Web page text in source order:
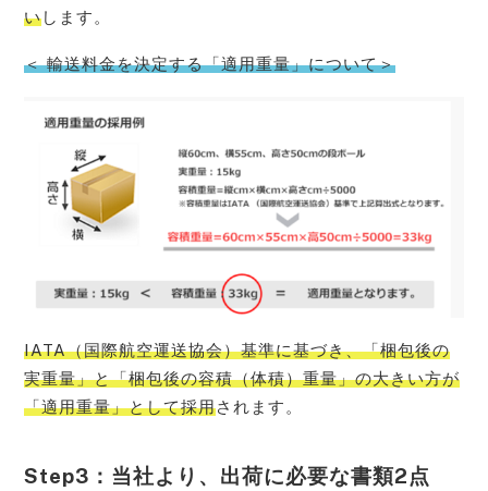
いします。
＜ 輸送料金を決定する「適用重量」について＞
IATA（国際航空運送協会）基準に基づき、「梱包後の
実重量」と「梱包後の容積（体積）重量」の大きい方が
「適用重量」として採用されます。
Step3：当社より、出荷に必要な書類2点